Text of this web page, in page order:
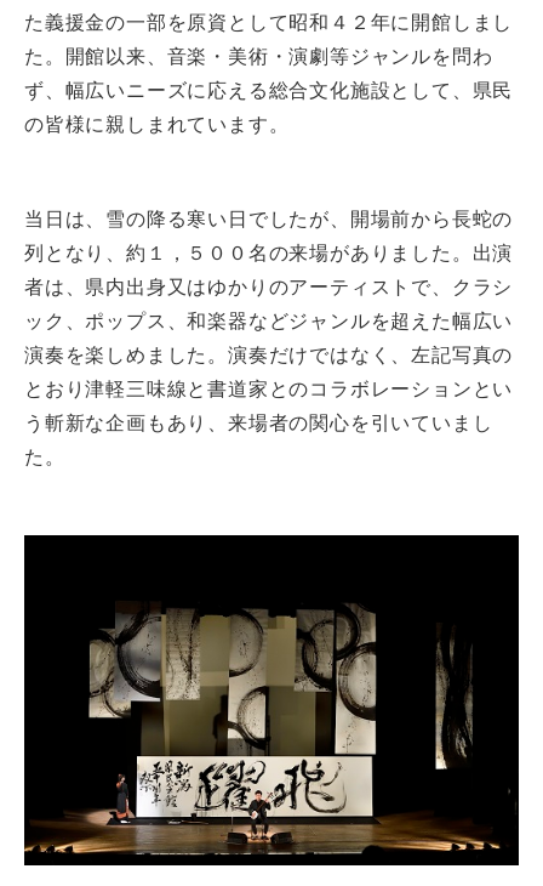
た義援金の一部を原資として昭和４２年に開館しまし
た。開館以来、音楽・美術・演劇等ジャンルを問わ
ず、幅広いニーズに応える総合文化施設として、県民
の皆様に親しまれています。
当日は、雪の降る寒い日でしたが、開場前から長蛇の
列となり、約１，５００名の来場がありました。出演
者は、県内出身又はゆかりのアーティストで、クラシ
ック、ポップス、和楽器などジャンルを超えた幅広い
演奏を楽しめました。演奏だけではなく、左記写真の
とおり津軽三味線と書道家とのコラボレーションとい
う斬新な企画もあり、来場者の関心を引いていまし
た。